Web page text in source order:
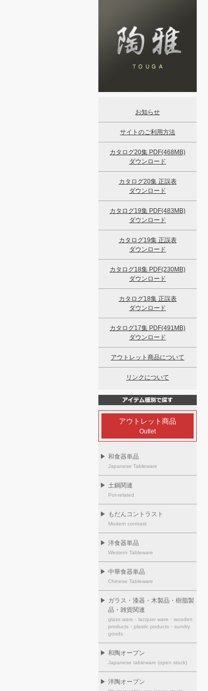
お知らせ
サイトのご利用方法
カタログ20集 PDF(468MB)
ダウンロード
カタログ20集 正誤表
ダウンロード
カタログ19集 PDF(483MB)
ダウンロード
カタログ19集 正誤表
ダウンロード
カタログ18集 PDF(230MB)
ダウンロード
カタログ18集 正誤表
ダウンロード
カタログ17集 PDF(491MB)
ダウンロード
アウトレット商品について
リンクについて
アウトレット商品
Outlet
▶ 和食器単品
Japanese Tableware
▶ 土鍋関連
Pot-related
▶ もだんコントラスト
Modern contrast
▶ 洋食器単品
Western Tableware
▶ 中華食器単品
Chinese Tableware
▶ ガラス・漆器・木製品・樹脂製
品・雑貨関連
glass ware・lacquer ware・wooden
products・plastic poducts・sundry
goods
▶ 和陶オープン
Japanese tableware (open stock)
▶ 洋陶オープン